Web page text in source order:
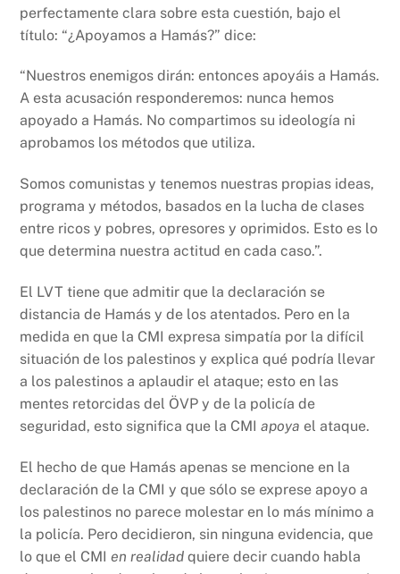
perfectamente clara sobre esta cuestión, bajo el
título: “¿Apoyamos a Hamás?” dice:
“Nuestros enemigos dirán: entonces apoyáis a Hamás.
A esta acusación responderemos: nunca hemos
apoyado a Hamás. No compartimos su ideología ni
aprobamos los métodos que utiliza.
Somos comunistas y tenemos nuestras propias ideas,
programa y métodos, basados en la lucha de clases
entre ricos y pobres, opresores y oprimidos. Esto es lo
que determina nuestra actitud en cada caso.”.
El LVT tiene que admitir que la declaración se
distancia de Hamás y de los atentados. Pero en la
medida en que la CMI expresa simpatía por la difícil
situación de los palestinos y explica qué podría llevar
a los palestinos a aplaudir el ataque; esto en las
mentes retorcidas del ÖVP y de la policía de
seguridad, esto significa que la CMIapoya el ataque.
El hecho de que Hamás apenas se mencione en la
declaración de la CMI y que sólo se exprese apoyo a
los palestinos no parece molestar en lo más mínimo a
la policía. Pero decidieron, sin ninguna evidencia, que
lo que el CMIen realidad quiere decir cuando habla